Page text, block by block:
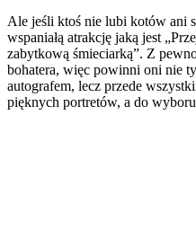
Ale jeśli ktoś nie lubi kotów ani
wspaniałą atrakcję jaką jest
zabytkową śmieciarką”. Z
bohatera, więc powinni oni nie
autografem, lecz przede
pięknych portretów, a do